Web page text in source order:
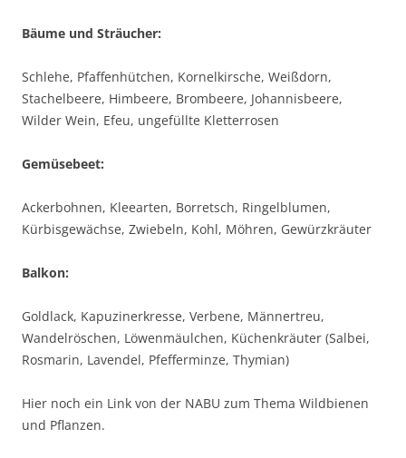
Bäume und Sträucher:
Schlehe, Pfaffenhütchen, Kornelkirsche, Weißdorn,
Stachelbeere, Himbeere, Brombeere, Johannisbeere,
Wilder Wein, Efeu, ungefüllte Kletterrosen
Gemüsebeet:
Ackerbohnen, Kleearten, Borretsch, Ringelblumen,
Kürbisgewächse, Zwiebeln, Kohl, Möhren, Gewürzkräuter
Balkon:
Goldlack, Kapuzinerkresse, Verbene, Männertreu,
Wandelröschen, Löwenmäulchen, Küchenkräuter (Salbei,
Rosmarin, Lavendel, Pfefferminze, Thymian)
Hier noch ein Link von der NABU zum Thema Wildbienen
und Pflanzen.